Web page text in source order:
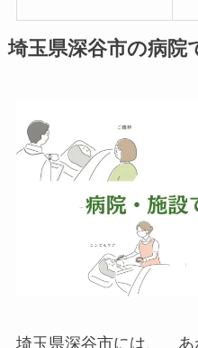
埼玉県深谷市の病院
埼玉県深谷市には、 あ